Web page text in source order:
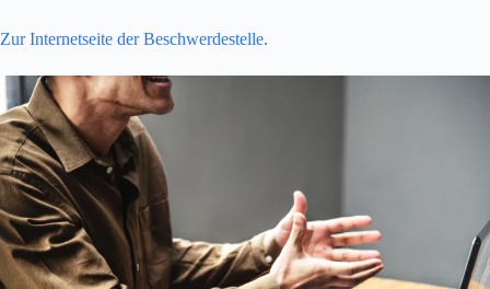
Zur Internetseite der Beschwerdestelle.